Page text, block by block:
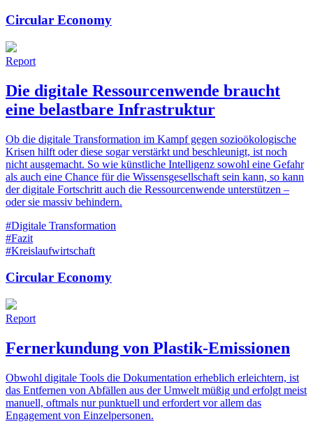
Circular Economy
Report
Die digitale Ressourcenwende braucht
eine belastbare ­Infrastruktur
Ob die digitale Transformation im Kampf gegen sozioökologische
Krisen hilft oder diese sogar verstärkt und beschleunigt, ist noch
nicht ausgemacht. So wie künstliche Intelligenz sowohl eine Gefahr
als auch eine Chance für die Wissensgesellschaft sein kann, so kann
der digitale Fortschritt auch die Ressourcenwende unterstützen –
oder sie massiv behindern.
#Digitale Transformation
#Fazit
#Kreislaufwirtschaft
Circular Economy
Report
Fernerkundung von Plastik-Emissionen
Obwohl digitale Tools die Dokumentation erheblich erleichtern, ist
das Entfernen von Abfällen aus der Umwelt müßig und erfolgt meist
manuell, oftmals nur punktuell und erfordert vor allem das
Engagement von Einzelpersonen.